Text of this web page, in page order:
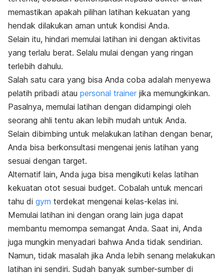
memastikan apakah pilihan latihan kekuatan yang
hendak dilakukan aman untuk kondisi Anda.
Selain itu, hindari memulai latihan ini dengan aktivitas
yang terlalu berat. Selalu mulai dengan yang ringan
terlebih dahulu.
Salah satu cara yang bisa Anda coba adalah menyewa
pelatih pribadi atau personal trainer jika memungkinkan.
Pasalnya, memulai latihan dengan didampingi oleh
seorang ahli tentu akan lebih mudah untuk Anda.
Selain dibimbing untuk melakukan latihan dengan benar,
Anda bisa berkonsultasi mengenai jenis latihan yang
sesuai dengan target.
Alternatif lain, Anda juga bisa mengikuti kelas latihan
kekuatan otot sesuai budget. Cobalah untuk mencari
tahu di gym terdekat mengenai kelas-kelas ini.
Memulai latihan ini dengan orang lain juga dapat
membantu memompa semangat Anda. Saat ini, Anda
juga mungkin menyadari bahwa Anda tidak sendirian.
Namun, tidak masalah jika Anda lebih senang melakukan
latihan ini sendiri. Sudah banyak sumber-sumber di